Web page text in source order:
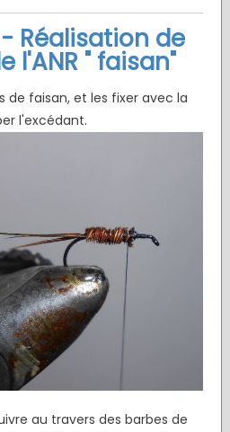
Réalisation de
l'ANR " faisan"
de faisan, et les fixer avec la
l'excédant.
au travers des barbes de